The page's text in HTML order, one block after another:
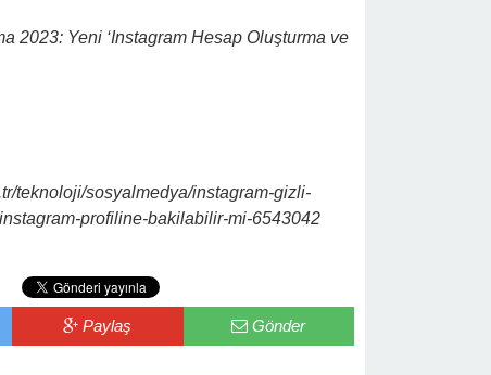
2023: Yeni ‘Instagram Hesap Oluşturma ve
teknoloji/sosyalmedya/instagram-gizli-
profiline-bakilabilir-mi-6543042
Paylaş Gönder